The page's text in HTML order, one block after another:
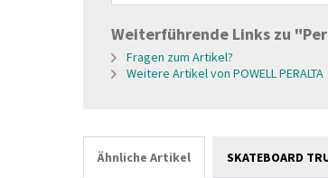
Weiterführende Links zu
Fragen zum Artikel?
Weitere Artikel von POWELL PERALTA
Ähnliche Artikel SKATEBOARD